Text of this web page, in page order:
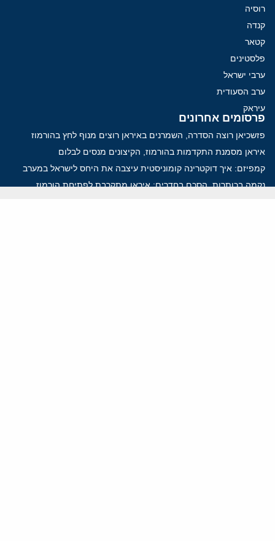
רוסיה
קנדה
קטאר
פלסטינים
ערבי ישראל
ערב הסעודית
עיראק
פרסומים אחרונים
פזשכיאן רוצה הסדרה, השמרנים באיראן רוצים מנוף לחץ בהורמוז
איראן מסמנת התקדמות בהורמוז, הקיצונים מנסים לבלום
קמפיזם: איך דוקטרינה קומוניסטית עיצבה את היחס לישראל במערב
נקמה בכותרות, הסכם בחדרים: איראן מתקרבת לפתיחת הורמוז